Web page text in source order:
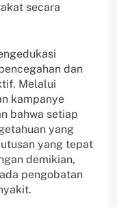
secara
dan
Melalui
kampanye
bahwa setiap
yang
yang tepat
demikian,
pengobatan